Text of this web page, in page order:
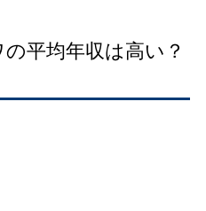
の平均年収は高い？